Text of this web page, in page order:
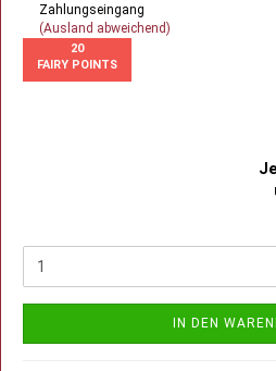
Zahlungseingang
(Ausland abweichend)
20
FAIRY POINTS
IN DEN